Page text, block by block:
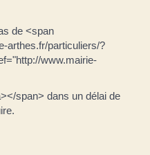
de <span
arthes.fr/particuliers/?
www.mairie-
span> dans un délai de